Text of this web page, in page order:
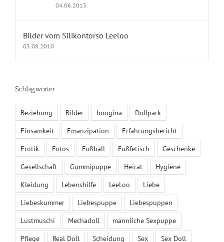
04.06.2013
Bilder vom Silikontorso Leeloo
03.08.2010
Schlagwörter
Beziehung Bilder boogina
Dollpark
Einsamkeit
Emanzipation
Erfahrungsbericht
Erotik
Fotos Fußball Fußfetisch
Geschenke
Gesellschaft
Gummipuppe Heirat
Hygiene
Kleidung
Lebenshilfe LeeLoo
Liebe
Liebeskummer
Liebespuppe
Liebespuppen
Lustmuschi
Mechadoll
männliche Sexpuppe
Pflege
Real Doll Scheidung Sex Sex Doll
Erfahrungsberichte
dollpark Shop
Kontakt
Datenschutz
Fragen und Antworten
KALENDER
August 2026